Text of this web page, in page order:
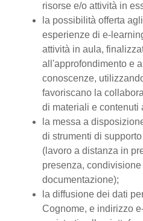
risorse e/o attività in
la possibilità offerta
esperienze di e-
attività in aula,
all'approfondimento e
conoscenze,
favoriscano la
di materiali e contenuti
la messa a
di strumenti di
(lavoro a distanza in
presenza,
documentazione);
la diffusione dei dati
Cognome, e indirizzo